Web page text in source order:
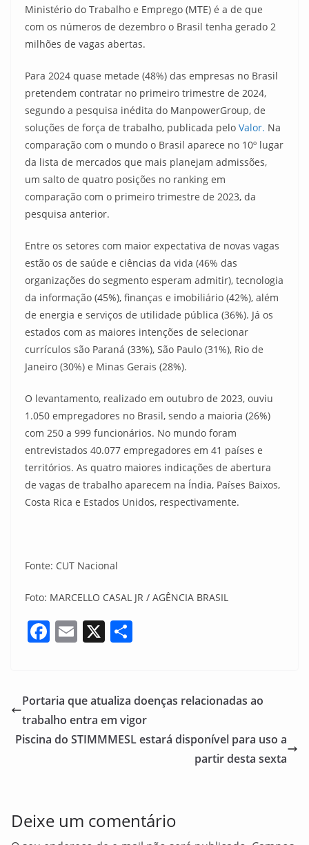
Ministério do Trabalho e Emprego (MTE) é a de que
com os números de dezembro o Brasil tenha gerado 2
milhões de vagas abertas.
Para 2024 quase metade (48%) das empresas no Brasil
pretendem contratar no primeiro trimestre de 2024,
segundo a pesquisa inédita do ManpowerGroup, de
soluções de força de trabalho, publicada pelo Valor. Na
comparação com o mundo o Brasil aparece no 10º lugar
da lista de mercados que mais planejam admissões,
um salto de quatro posições no ranking em
comparação com o primeiro trimestre de 2023, da
pesquisa anterior.
Entre os setores com maior expectativa de novas vagas
estão os de saúde e ciências da vida (46% das
organizações do segmento esperam admitir), tecnologia
da informação (45%), finanças e imobiliário (42%), além
de energia e serviços de utilidade pública (36%). Já os
estados com as maiores intenções de selecionar
currículos são Paraná (33%), São Paulo (31%), Rio de
Janeiro (30%) e Minas Gerais (28%).
O levantamento, realizado em outubro de 2023, ouviu
1.050 empregadores no Brasil, sendo a maioria (26%)
com 250 a 999 funcionários. No mundo foram
entrevistados 40.077 empregadores em 41 países e
territórios. As quatro maiores indicações de abertura
de vagas de trabalho aparecem na Índia, Países Baixos,
Costa Rica e Estados Unidos, respectivamente.
Fonte: CUT Nacional
Foto: MARCELLO CASAL JR / AGÊNCIA BRASIL
F
e
b
o
E
l
X
e
Portaria que atualiza doenças relacionadas ao
trabalho entra em vigor
Piscina do STIMMMESL estará disponível para uso a
partir desta sexta
Deixe um comentário